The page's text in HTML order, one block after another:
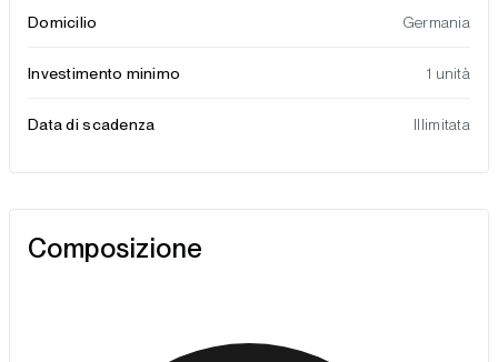
Domicilio Germania
Investimento minimo 1 unità
Data di scadenza Illimitata
Composizione